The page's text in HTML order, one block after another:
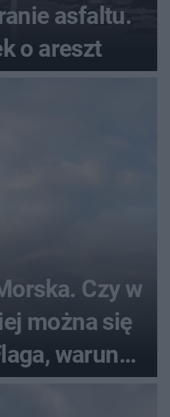
asfaltu.
o areszt
Czy w
można się
warunki